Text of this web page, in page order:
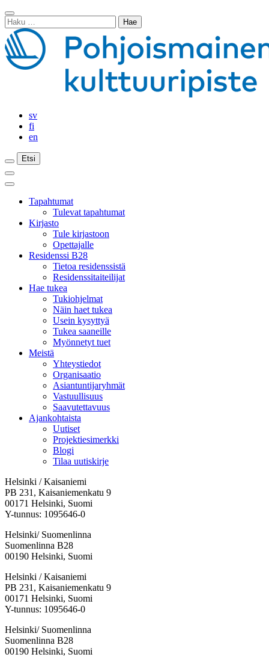
Siirry
sisältöön
Sulje
haku
Haku:
sv
fi
en
Etsi
Etsi
Etsi
Päävalikko
Sulje
päävalikkoTapahtumat
Tulevat tapahtumat
Kirjasto
Tule kirjastoon
Opettajalle
Residenssi B28
Tietoa residenssistä
Residenssitaiteilijat
Hae tukea
Tukiohjelmat
Näin haet tukea
Usein kysyttyä
Tukea saaneille
Myönnetyt tuet
Meistä
Yhteystiedot
Organisaatio
Asiantuntijaryhmät
Vastuullisuus
Saavutettavuus
Ajankohtaista
Uutiset
Projektiesimerkki
Blogi
Tilaa uutiskirje
Helsinki / Kaisaniemi
PB 231, Kaisaniemenkatu 9
00171 Helsinki, Suomi
Y-tunnus: 1095646-0
Helsinki/ Suomenlinna
Suomenlinna B28
00190 Helsinki, Suomi
Facebook:
Avataan
uuteen
välilehteen
Instagram:
Avataan
uuteen
välilehteen
TikTok:
Avataan
uuteen
välilehteen
Youtube:
Avataan
uuteen
välilehteen
Vimeo:
Avataan
uuteen
välilehteen
Helsinki / Kaisaniemi
PB 231, Kaisaniemenkatu 9
00171 Helsinki, Suomi
Y-tunnus: 1095646-0
Helsinki/ Suomenlinna
Suomenlinna B28
00190 Helsinki, Suomi